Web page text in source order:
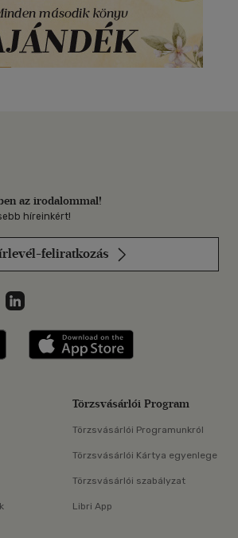
az irodalommal!
híreinkért!
feliratkozás
on
az Instagramon
Libri a LinkedInen
Libri applikáció Szerezd meg: Google
Törzsvásárlói Program
Törzsvásárlói Programunkról
Törzsvásárlói Kártya egyenlege
Törzsvásárlói szabályzat
Libri App